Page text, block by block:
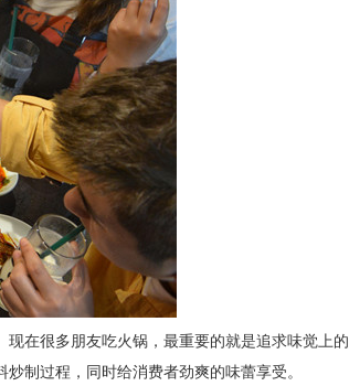
现在很多朋友吃火锅， 最重要的就是追求味觉上的
制过程，同时给消费者劲爽的味蕾享受。